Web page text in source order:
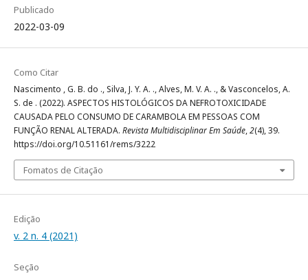
Publicado
2022-03-09
Como Citar
Nascimento , G. B. do ., Silva, J. Y. A. ., Alves, M. V. A. ., & Vasconcelos, A.
S. de . (2022). ASPECTOS HISTOLÓGICOS DA NEFROTOXICIDADE
CAUSADA PELO CONSUMO DE CARAMBOLA EM PESSOAS COM
FUNÇÃO RENAL ALTERADA. Revista Multidisciplinar Em Saúde,2(4), 39.
https://doi.org/10.51161/rems/3222
Fomatos de Citação
Edição
v. 2 n. 4 (2021)
Seção